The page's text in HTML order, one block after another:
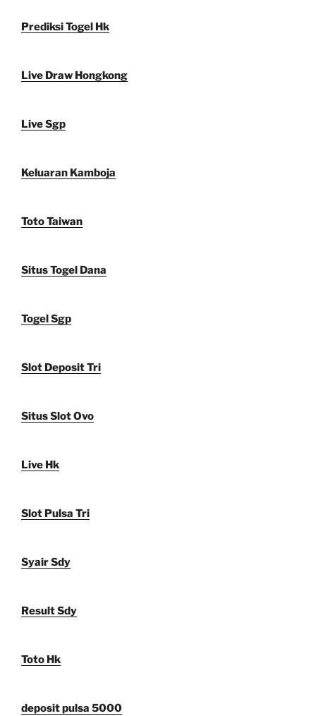
Prediksi Togel Hk
Live Draw Hongkong
Live Sgp
Keluaran Kamboja
Toto Taiwan
Situs Togel Dana
Togel Sgp
Slot Deposit Tri
Situs Slot Ovo
Live Hk
Slot Pulsa Tri
Syair Sdy
Result Sdy
Toto Hk
deposit pulsa 5000